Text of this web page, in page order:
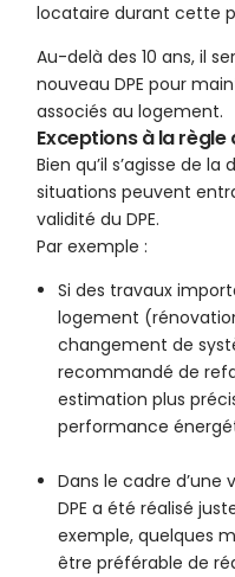
locataire durant cette
Au-delà des 10 ans, il
nouveau DPE pour
associés au logement.
Exceptions à la règle
Bien qu’il s’agisse de
situations peuvent
validité du DPE.
Par exemple :
Si des travaux
logement
changement de
recommandé de
estimation plus
performance
Dans le cadre d’une
DPE a été réalisé
exemple, quelques
être préférable de